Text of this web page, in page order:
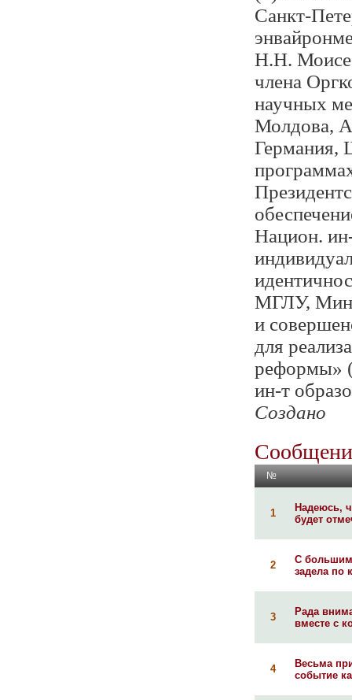
Санкт-
Н.Н.
члена
научных
Молдова,
Германия,
Национ.
МГЛУ, Мин-
и
для
реформы»
ин-т
Создано
№
1
Надеюсь,
будет
2
С большим
задела по
3
Рада
вместе с
4
Весьма
событие